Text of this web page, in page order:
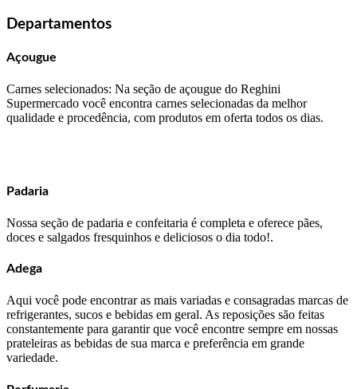
Departamentos
Açougue
Carnes selecionados: Na seção de açougue do Reghini
Supermercado você encontra carnes selecionadas da melhor
qualidade e procedência, com produtos em oferta todos os dias.
Padaria
Nossa seção de padaria e confeitaria é completa e oferece pães,
doces e salgados fresquinhos e deliciosos o dia todo!.
Adega
Aqui você pode encontrar as mais variadas e consagradas marcas de
refrigerantes, sucos e bebidas em geral. As reposições são feitas
constantemente para garantir que você encontre sempre em nossas
prateleiras as bebidas de sua marca e preferência em grande
variedade.